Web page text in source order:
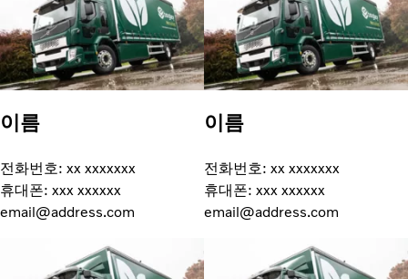
이름
전화번호: xx xxxxxxx
휴대폰: xxx xxxxxx
email@address.com
이름
전화번호: xx xxxxxxx
휴대폰: xxx xxxxxx
email@address.com